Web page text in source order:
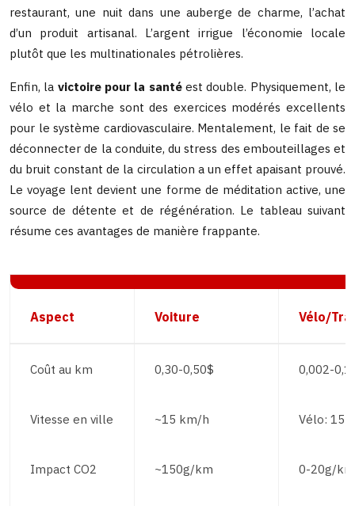
restaurant, une nuit dans une auberge de charme, l’achat
d’un produit artisanal. L’argent irrigue l’économie locale
plutôt que les multinationales pétrolières.
Enfin, la victoire pour la santéest double. Physiquement, le
vélo et la marche sont des exercices modérés excellents
pour le système cardiovasculaire. Mentalement, le fait de se
déconnecter de la conduite, du stress des embouteillages et
du bruit constant de la circulation a un effet apaisant prouvé.
Le voyage lent devient une forme de méditation active, une
source de détente et de régénération. Le tableau suivant
résume ces avantages de manière frappante.
Aspect Voiture Vélo/
Coût au km 0,30-0,50$ 0,002-
Vitesse en ville ~15 km/h Vélo: 15-
Impact CO2 ~150g/km 0-20g/km